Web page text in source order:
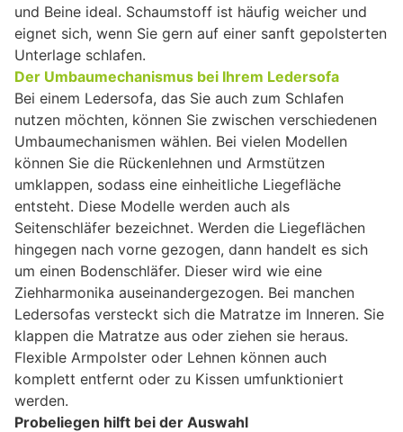
und Beine ideal. Schaumstoff ist häufig weicher und
eignet sich, wenn Sie gern auf einer sanft gepolsterten
Unterlage schlafen.
Der Umbaumechanismus bei Ihrem Ledersofa
Bei einem Ledersofa, das Sie auch zum Schlafen
nutzen möchten, können Sie zwischen verschiedenen
Umbaumechanismen wählen. Bei vielen Modellen
können Sie die Rückenlehnen und Armstützen
umklappen, sodass eine einheitliche Liegefläche
entsteht. Diese Modelle werden auch als
Seitenschläfer bezeichnet. Werden die Liegeflächen
hingegen nach vorne gezogen, dann handelt es sich
um einen Bodenschläfer. Dieser wird wie eine
Ziehharmonika auseinandergezogen. Bei manchen
Ledersofas versteckt sich die Matratze im Inneren. Sie
klappen die Matratze aus oder ziehen sie heraus.
Flexible Armpolster oder Lehnen können auch
komplett entfernt oder zu Kissen umfunktioniert
werden.
Probeliegen hilft bei der Auswahl